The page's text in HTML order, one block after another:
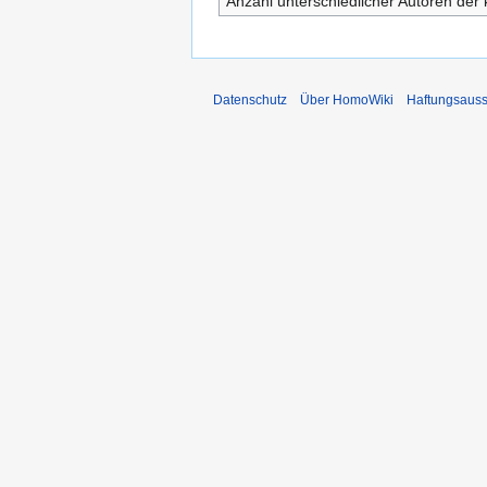
Datenschutz Über HomoWiki